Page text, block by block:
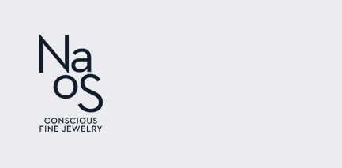
Ir directamente
a la información
del producto